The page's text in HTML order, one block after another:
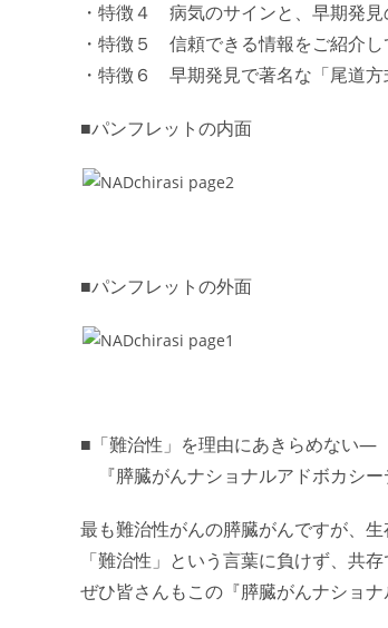
・特徴４ 病気のサインと、早期発
・特徴５ 信頼できる情報をご紹介し
・特徴６ 早期発見で著名な「尾道
■パンフレットの内面
■パンフレットの外面
■「難治性」を理由にあきらめない―
『膵臓がんナショナルアドボカシ
最も難治性がんの膵臓がんですが、生
「難治性」という言葉に負けず、共
ぜひ皆さんもこの『膵臓がんナショ